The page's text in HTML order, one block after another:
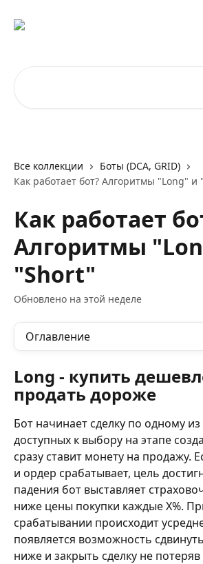
Все коллекции
Боты (DCA, GRID)
Как работает бот? Алгоритмы "Long" и
Как работает
Алгоритмы
"Short"
Обновлено на этой неделе
Оглавление
Long - купить
продать дороже
Бот начинает сделку по одному из
доступных к выбору на этапе
сразу ставит монету на продажу.
и ордер срабатывает, цель
падения бот выставляет
ниже цены покупки каждые X%.
срабатывании происходит
появляется возможность
ниже и закрыть сделку не